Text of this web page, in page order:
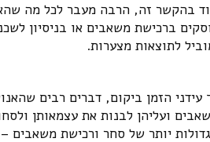
בהקשר זה, הרבה מעבר לכל מה
ברכישת משאבים או בניסיון
לתוצאות מצערות.
הזמן ביקום, דברים רבים
ועליהן לבנות את עצמאותן
יותר של סחר ורכישת משאבים